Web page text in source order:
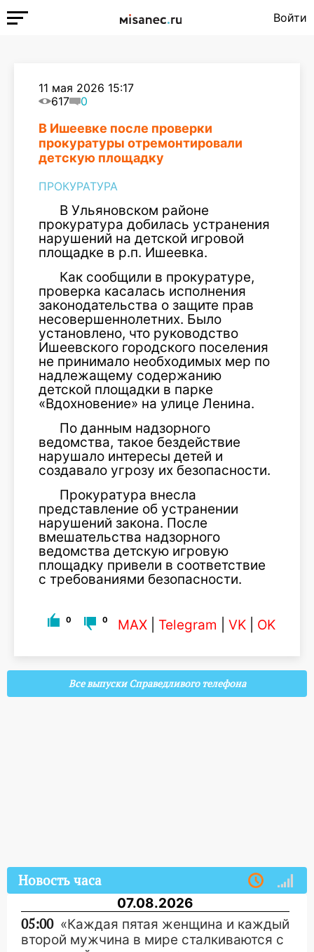
Войти
11 мая 2026 15:17
617
0
В Ишеевке после проверки
прокуратуры отремонтировали
детскую площадку
ПРОКУРАТУРА
В Ульяновском районе
прокуратура добилась устранения
нарушений на детской игровой
площадке в р.п. Ишеевка.
Как сообщили в прокуратуре,
проверка касалась исполнения
законодательства о защите прав
несовершеннолетних. Было
установлено, что руководство
Ишеевского городского поселения
не принимало необходимых мер по
надлежащему содержанию
детской площадки в парке
«Вдохновение» на улице Ленина.
По данным надзорного
ведомства, такое бездействие
нарушало интересы детей и
создавало угрозу их безопасности.
Прокуратура внесла
представление об устранении
нарушений закона. После
вмешательства надзорного
ведомства детскую игровую
площадку привели в соответствие
с требованиями безопасности.
0 0 MAX Telegram VK OK
Все выпуски Справедливого телефона
Новость часа
07.08.2026
05:00 «Каждая пятая женщина и каждый
второй мужчина в мире сталкиваются с